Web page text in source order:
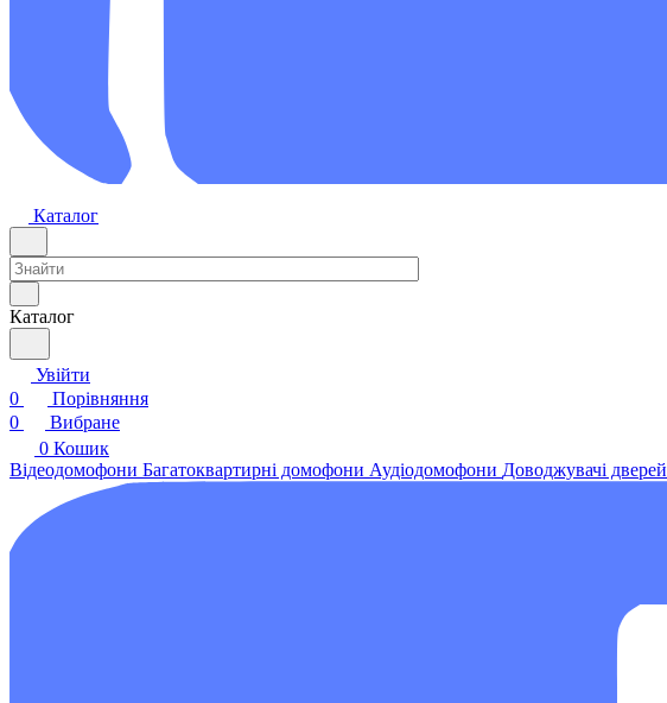
Каталог
Каталог
Увійти
0
Порівняння
0
Вибране
0 Кошик
Відеодомофони Багатоквартирні домофони Аудіодомофони Доводжувачі дверей